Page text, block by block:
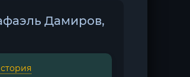
Дамиров,